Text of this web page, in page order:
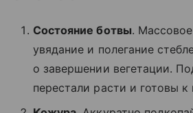
Состояние ботвы.
увядание и полегание
о завершении вегетации.
перестали расти и готовы к